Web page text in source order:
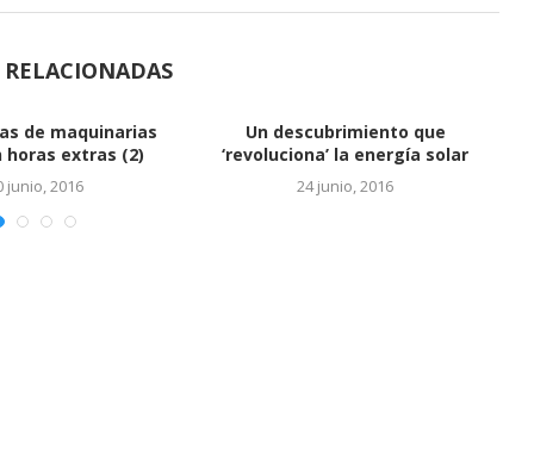
Vinculan a hijos de Báez con
cuentas en...
24 junio, 2016